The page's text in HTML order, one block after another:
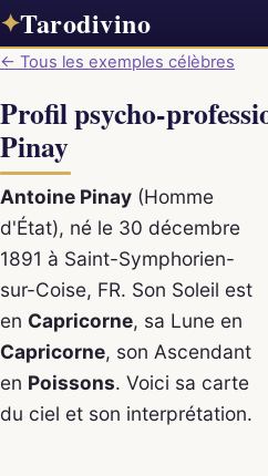
✦Tarodivino
← Tous les exemples célèbres
Profil psycho-
Pinay
Antoine Pinay (Homme
d'État), né le 30 décembre
1891 à Saint-Symphorien-
sur-Coise, FR. Son Soleil est
en Capricorne, sa Lune en
Capricorne, son Ascendant
en Poissons. Voici sa carte
du ciel et son interprétation.